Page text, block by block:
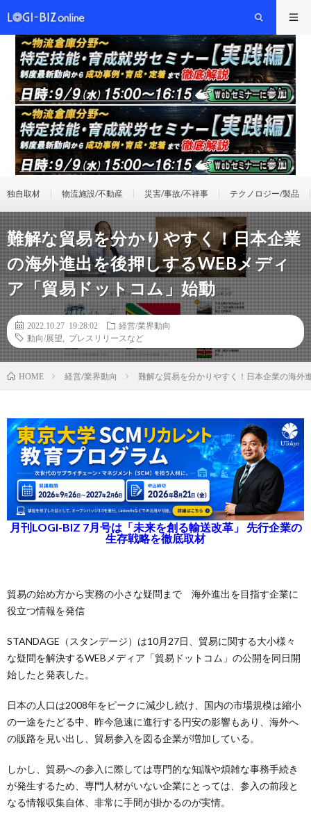
独自取材 物流施設/不動産 災害/事故/不祥事 テクノロジー/製品
難解な貿易を分かりやすく！日本企業
の海外進出を後押しするWEBメディ
ア「貿易ドットコム」始動
2022.10.27 19:28:02
経営/業界動向
動向/展望
プレスリリースなど
HOME 経営/業界動向 難解な貿易を分かりやすく！日本企業の海外
月刊LOGI-BIZ 7月号は「未来を創る輸送改革」 先行企業の
生存戦略を徹底取材
貿易の始め方から実務の小さな疑問まで 海外進出を目指す企業に
役立つ情報を発信
STANDAGE（スタンデージ）は10月27日、貿易に関する大小様々
な疑問を解決するWEBメディア「貿易ドットコム」の公開を同日開
始したと発表した。
日本の人口は2008年をピークに減少し続け、国内の市場規模は縮小
の一途をたどる中、昨今急速に進行する円安の影響もあり、海外へ
の販路を見い出し、貿易参入を図る企業が増加している。
しかし、貿易への参入に際しては専門的な知識や煩雑な事務手続き
が発生するため、専門人材がいない企業にとっては、参入の前段と
なる情報収集自体、非常に手間が掛かるのが実情。